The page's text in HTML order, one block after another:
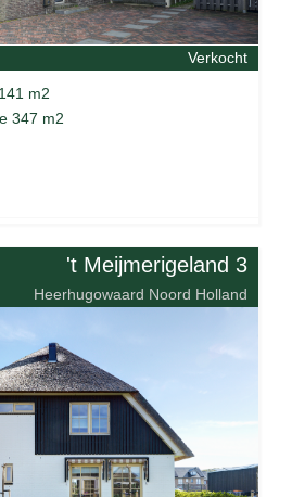
Verkocht
m2
347 m2
't Meijmerigeland 3
Heerhugowaard Noord Holland